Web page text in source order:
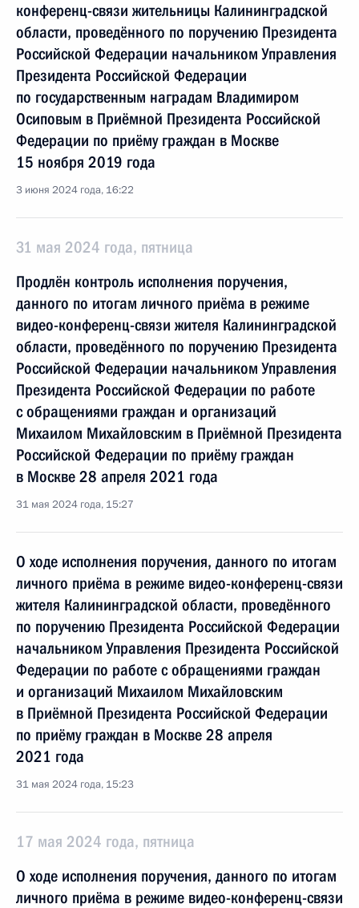
конференц-связи жительницы Калининградской
области, проведённого по поручению Президента
Российской Федерации начальником Управления
Президента Российской Федерации
по государственным наградам Владимиром
Осиповым в Приёмной Президента Российской
Федерации по приёму граждан в Москве
15 ноября 2019 года
3 июня 2024 года, 16:22
31 мая 2024 года, пятница
Продлён контроль исполнения поручения,
данного по итогам личного приёма в режиме
видео-конференц-связи жителя Калининградской
области, проведённого по поручению Президента
Российской Федерации начальником Управления
Президента Российской Федерации по работе
с обращениями граждан и организаций
Михаилом Михайловским в Приёмной Президента
Российской Федерации по приёму граждан
в Москве 28 апреля 2021 года
31 мая 2024 года, 15:27
О ходе исполнения поручения, данного по итогам
личного приёма в режиме видео-конференц-связи
жителя Калининградской области, проведённого
по поручению Президента Российской Федерации
начальником Управления Президента Российской
Федерации по работе с обращениями граждан
и организаций Михаилом Михайловским
в Приёмной Президента Российской Федерации
по приёму граждан в Москве 28 апреля
2021 года
31 мая 2024 года, 15:23
17 мая 2024 года, пятница
О ходе исполнения поручения, данного по итогам
личного приёма в режиме видео-конференц-связи